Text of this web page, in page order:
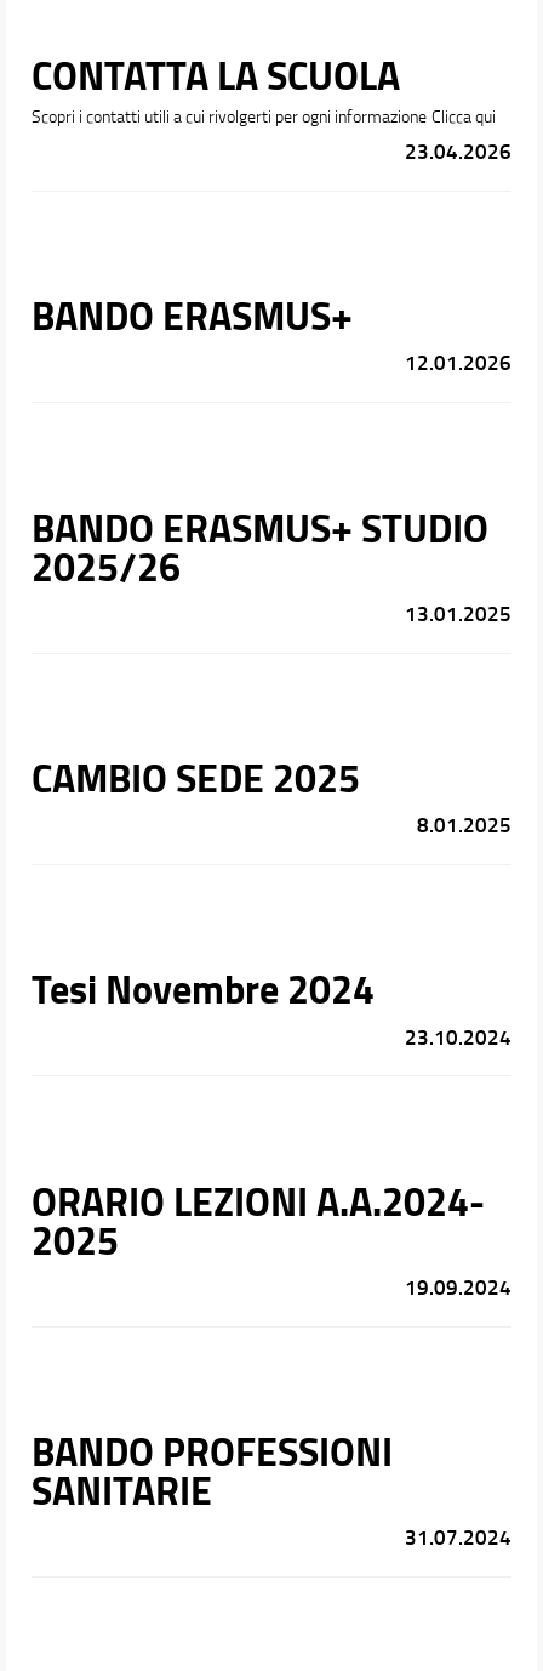
CONTATTA LA SCUOLA
Scopri i contatti utili a cui rivolgerti per ogni informazione Clicca qui
23.04.2026
BANDO ERASMUS+
12.01.2026
BANDO ERASMUS+ STUDIO
2025/26
13.01.2025
CAMBIO SEDE 2025
8.01.2025
Tesi Novembre 2024
23.10.2024
ORARIO LEZIONI A.A.2024-
2025
19.09.2024
BANDO PROFESSIONI
SANITARIE
31.07.2024